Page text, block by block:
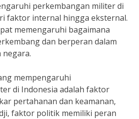
perkembangan militer di
faktor internal hingga eksternal.
memengaruhi bagaimana
dan berperan dalam
negara.
mempengaruhi
di Indonesia adalah faktor
pertahanan dan keamanan,
faktor politik memiliki peran